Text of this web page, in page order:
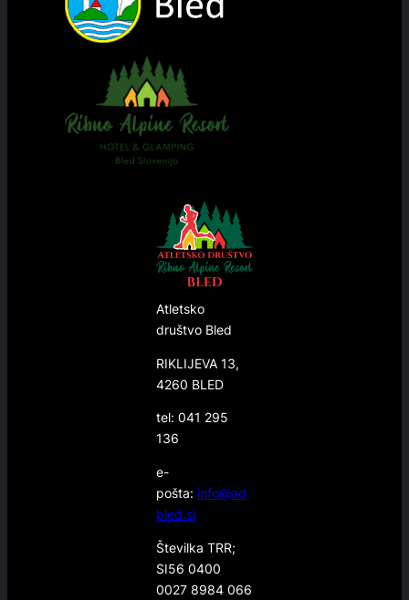
Atletsko
društvo Bled
RIKLIJEVA 13,
4260 BLED
tel: 041 295
136
e-
pošta: info@ad
bled.si
Številka TRR;
SI56 0400
0027 8984 066